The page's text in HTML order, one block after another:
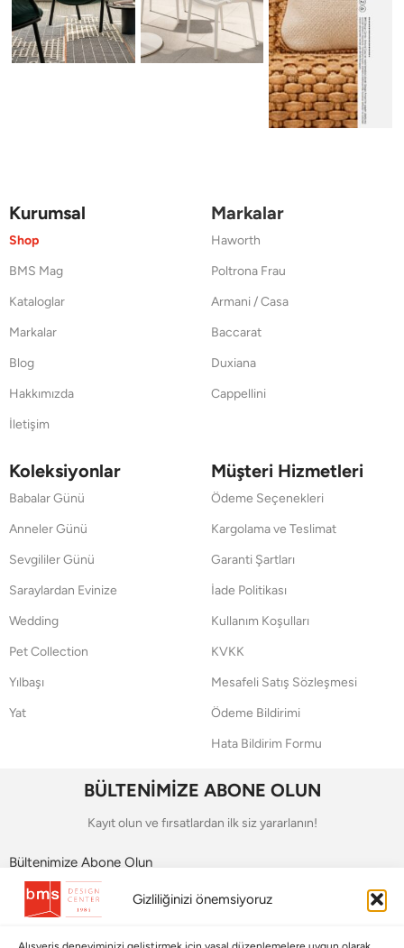
Gizliliğinizi önemsiyoruz
Kurumsal
Shop
BMS Mag
Kataloglar
Markalar
Blog
Hakkımızda
İletişim
Markalar
Haworth
Poltrona Frau
Armani / Casa
Baccarat
Duxiana
Cappellini
Koleksiyonlar
Babalar Günü
Anneler Günü
Sevgililer Günü
Saraylardan Evinize
Wedding
Pet Collection
Yılbaşı
Yat
Müşteri Hizmetleri
Ödeme Seçenekleri
Kargolama ve Teslimat
Garanti Şartları
İade Politikası
Kullanım Koşulları
KVKK
Mesafeli Satış Sözleşmesi
Ödeme Bildirimi
Hata Bildirim Formu
BÜLTENİMİZE ABONE OLUN
Kayıt olun ve fırsatlardan ilk siz yararlanın!
Bültenimize Abone Olun
Bizi Takip Edin